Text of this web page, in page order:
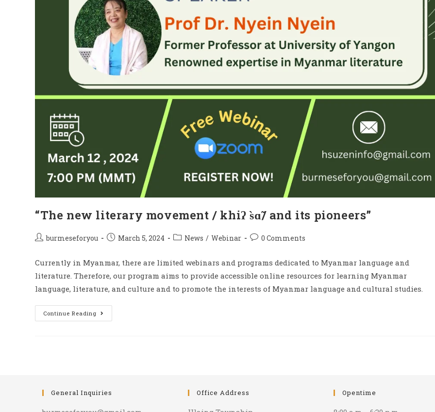
“The new literary movement / khiʔ s̀ɑ̃/ and its pioneers”
burmeseforyou March 5, 2024 News / Webinar 0 Comments
Currently in Myanmar, there are limited webinars and programs dedicated to Myanmar language and
literature. Therefore, our program aims to provide accessible online resources for learning Myanmar
language, literature, and culture and to promote the interests of Myanmar language and cultural studies.
Continue Reading
General Inquiries Office Address Opentime